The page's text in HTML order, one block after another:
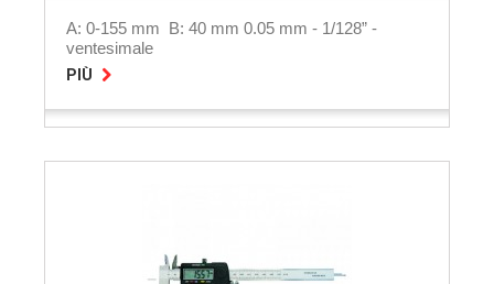
A: 0-155 mm B: 40 mm 0.05 mm - 1/128” -
ventesimale
PIÙ